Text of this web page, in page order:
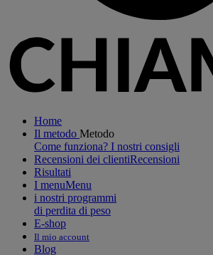
Home
Il metodo Metodo
Come funziona? I nostri consigli
Recensioni dei clientiRecensioni
Risultati
I menuMenu
i nostri programmi
di perdita di peso
E-shop
Il mio account
Blog